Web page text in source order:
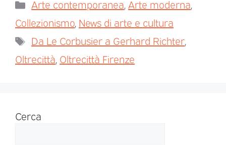
Arte contemporanea Arte moderna
Collezionismo News di arte e cultura
Da Le Corbusier a Gerhard Richter
Oltrecittà Oltrecittà Firenze
Cerca